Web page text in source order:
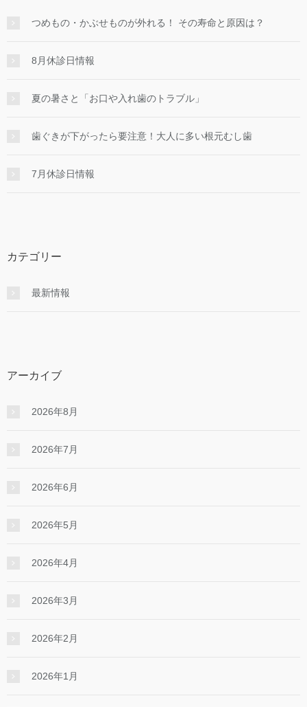
つめもの・かぶせものが外れる！ その寿命と原因は？
8月休診日情報
夏の暑さと「お口や入れ歯のトラブル」
歯ぐきが下がったら要注意！大人に多い根元むし歯
7月休診日情報
カテゴリー
最新情報
アーカイブ
2026年8月
2026年7月
2026年6月
2026年5月
2026年4月
2026年3月
2026年2月
2026年1月